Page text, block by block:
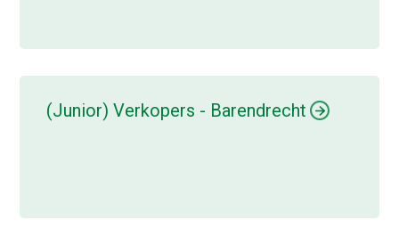
(Junior) Verkopers - Barendrecht